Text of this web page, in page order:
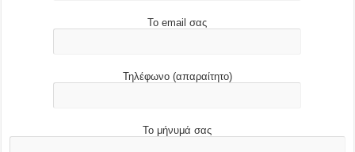
Το email σας
Τηλέφωνο (απαραίτητο)
Το μήνυμά σας